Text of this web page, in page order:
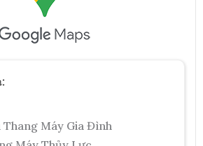
Thang Máy Gia Đình